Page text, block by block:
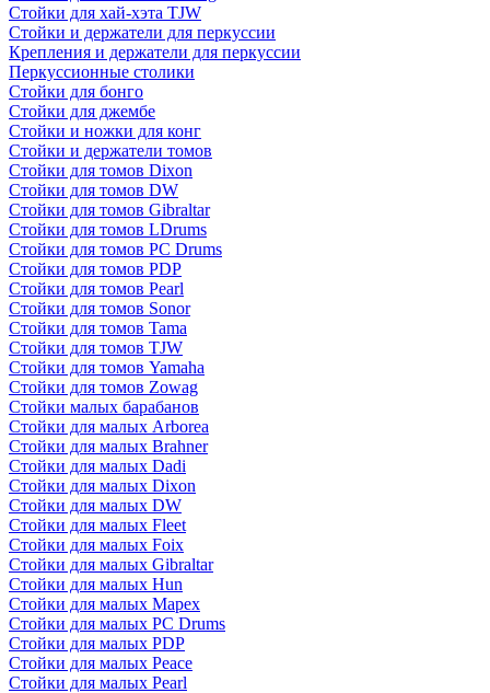
Стойки для хай-хэта TJW
Стойки и держатели для перкуссии
Крепления и держатели для перкуссии
Перкуссионные столики
Стойки для бонго
Стойки для джембе
Стойки и ножки для конг
Стойки и держатели томов
Стойки для томов Dixon
Стойки для томов DW
Стойки для томов Gibraltar
Стойки для томов LDrums
Стойки для томов PC Drums
Стойки для томов PDP
Стойки для томов Pearl
Стойки для томов Sonor
Стойки для томов Tama
Стойки для томов TJW
Стойки для томов Yamaha
Стойки для томов Zowag
Стойки малых барабанов
Стойки для малых Arborea
Стойки для малых Brahner
Стойки для малых Dadi
Стойки для малых Dixon
Стойки для малых DW
Стойки для малых Fleet
Стойки для малых Foix
Стойки для малых Gibraltar
Стойки для малых Hun
Стойки для малых Mapex
Стойки для малых PC Drums
Стойки для малых PDP
Стойки для малых Peace
Стойки для малых Pearl